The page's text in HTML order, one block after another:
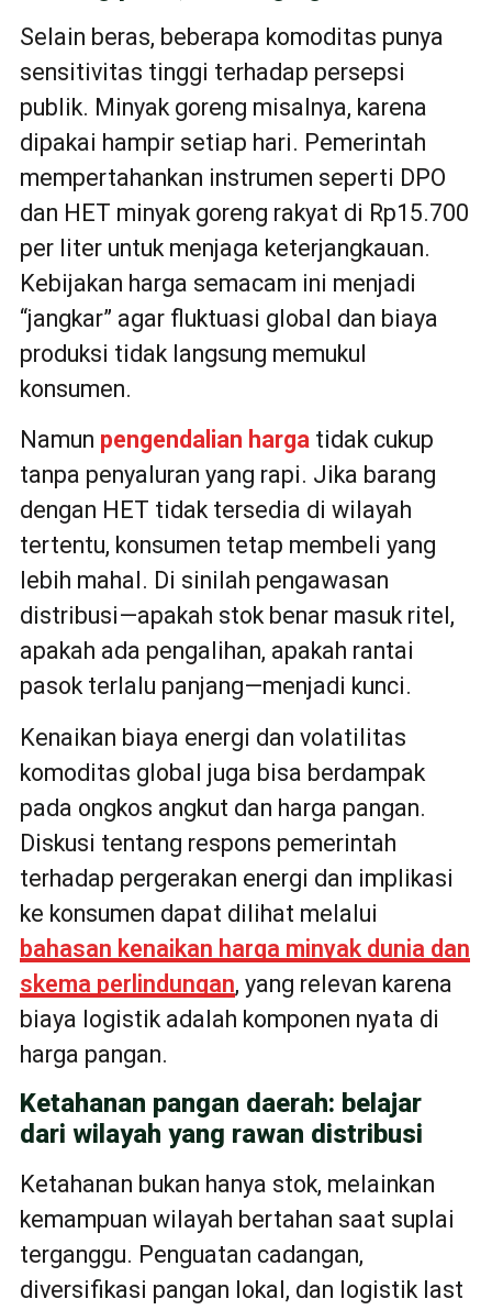
Selain beras, beberapa komoditas punya
sensitivitas tinggi terhadap persepsi
publik. Minyak goreng misalnya, karena
dipakai hampir setiap hari. Pemerintah
mempertahankan instrumen seperti DPO
dan HET minyak goreng rakyat di Rp15.700
per liter untuk menjaga keterjangkauan.
Kebijakan harga semacam ini menjadi
“jangkar” agar fluktuasi global dan biaya
produksi tidak langsung memukul
konsumen.
Namun pengendalian harga tidak cukup
tanpa penyaluran yang rapi. Jika barang
dengan HET tidak tersedia di wilayah
tertentu, konsumen tetap membeli yang
lebih mahal. Di sinilah pengawasan
distribusi—apakah stok benar masuk ritel,
apakah ada pengalihan, apakah rantai
pasok terlalu panjang—menjadi kunci.
Kenaikan biaya energi dan volatilitas
komoditas global juga bisa berdampak
pada ongkos angkut dan harga pangan.
Diskusi tentang respons pemerintah
terhadap pergerakan energi dan implikasi
ke konsumen dapat dilihat melalui
bahasan kenaikan harga minyak dunia dan
skema perlindungan, yang relevan karena
biaya logistik adalah komponen nyata di
harga pangan.
Ketahanan pangan daerah: belajar
dari wilayah yang rawan distribusi
Ketahanan bukan hanya stok, melainkan
kemampuan wilayah bertahan saat suplai
terganggu. Penguatan cadangan,
diversifikasi pangan lokal, dan logistik last